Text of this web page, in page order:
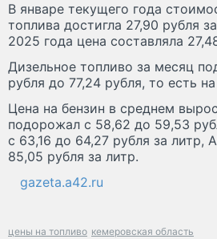
В январе текущего года
топлива достигла 27,90 рубля
2025 года цена составляла
Дизельное топливо за месяц
рубля до 77,24 рубля, то есть на
Цена на бензин в среднем
подорожал с 58,62 до 59,53
с 63,16 до 64,27 рубля за
85,05 рубля за литр.
gazeta.a42.ru
цены на топливо кемеровская область